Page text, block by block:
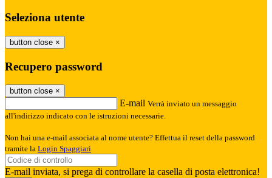
Seleziona utente
button close ×
Recupero password
button close ×
E-mail Verrà inviato un messaggio
all'indirizzo indicato con le istruzioni necessarie.
Non hai una e-mail associata al nome utente? Effettua il reset della password
tramite la Login Spaggiari
E-mail inviata, si prega di controllare la casella di posta elettronica!